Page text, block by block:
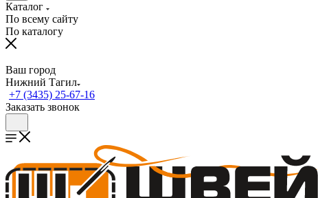
Каталог
По всему сайту
По каталогу
Ваш город
Нижний Тагил
+7 (3435) 25-67-16
Заказать звонок